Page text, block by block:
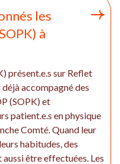
les
à
présent.e.s sur Reflet
accompagné des
(SOPK) et
patient.e.s en physique
Comté. Quand leur
habitudes, des
être effectuées. Les